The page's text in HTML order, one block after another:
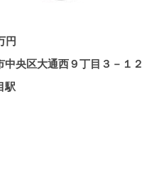
円
央区大通西９丁目３－１２
駅